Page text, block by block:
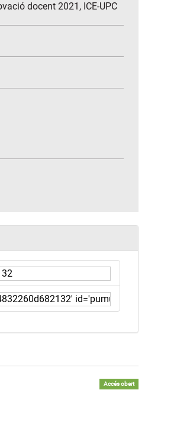
docent 2021, ICE-UPC
Accés obert